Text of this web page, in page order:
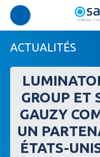
ACTUALITÉS
GROUP ET
GAUZY
UN
ÉTATS-